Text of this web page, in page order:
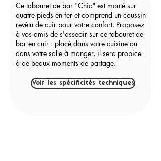
Ce tabouret de bar "Chic" est monté sur
quatre pieds en fer et comprend un coussin
revêtu de cuir pour votre confort. Proposez
à vos amis de s'asseoir sur ce tabouret de
bar en cuir : placé dans votre cuisine ou
dans votre salle à manger, il sera propice
à de beaux moments de partage.
Voir les spécificités techniques